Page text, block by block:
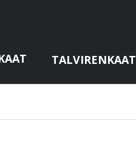
TALVIRENKAAT